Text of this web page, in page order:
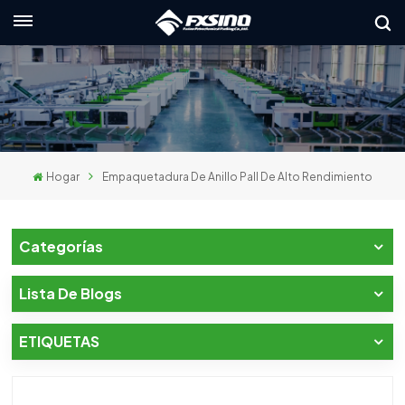
Hogar Empaquetadura De Anillo Pall De Alto Rendimiento
Categorías
Lista De Blogs
ETIQUETAS